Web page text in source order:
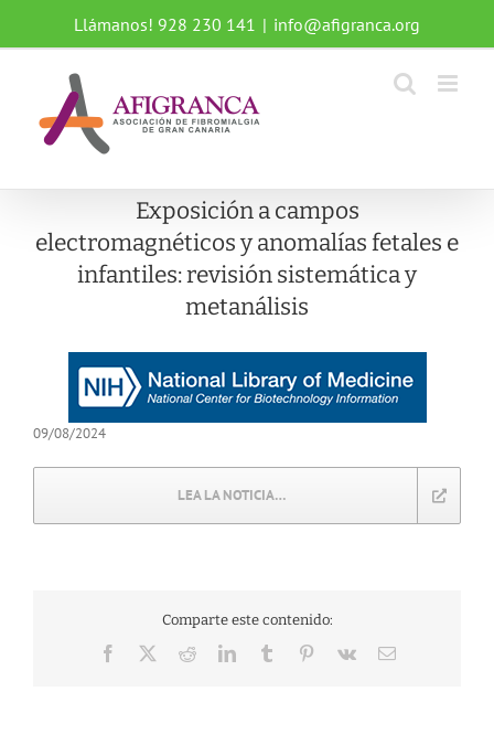
contenido
Llámanos! 928 230 141 | info@afigranca.org
Exposición a campos
electromagnéticos y anomalías fetales e
infantiles: revisión sistemática y
metanálisis
09/08/2024
LEA LA NOTICIA…
Comparte este contenido:
Facebook RedditLinkedInTumblr Pinterest
Vk
Correo